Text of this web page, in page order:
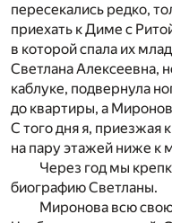
пересекались редко,
приехать к Диме с
в которой спала их
Светлана Алексеевна,
каблуке, подвернула
до квартиры, а
С того дня я, приезжая
на пару этажей ниже к
Через год мы
биографию Светланы.
Миронова всю свою